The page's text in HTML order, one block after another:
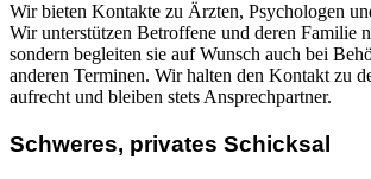
Wir bieten Kontakte zu Ärzten, Psychologen
Wir unterstützen Betroffene und deren Familie
sondern begleiten sie auf Wunsch auch bei
anderen Terminen. Wir halten den Kontakt zu
aufrecht und bleiben stets Ansprechpartner.
Schweres, privates Schicksal